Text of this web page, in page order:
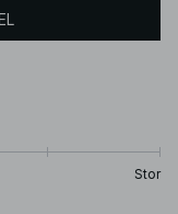
Stor